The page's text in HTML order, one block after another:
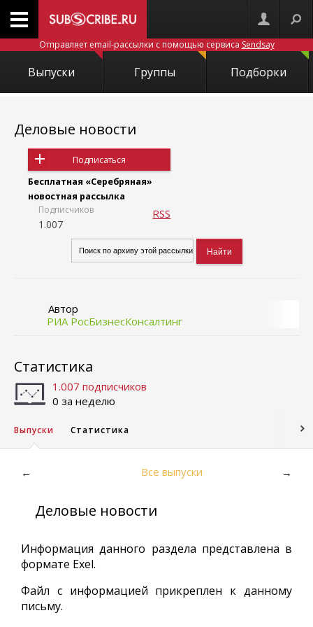
Отправляет email-рассылки с помощью сервиса Sendsay
Выпуски Группы Подборки
Деловые новости
Подписаться
Бесплатная «Серебряная»
новостная рассылка
Подписчиков
1.007
RSS
Автор
РИА РосБизнесКонсалтинг
Статистика
1.007 подписчиков
0 за неделю
Выпуски Статистика
← Все выпуски →
Деловые новости
Информация данного раздела представлена в
формате Exel.
Файл с информацией прикреплен к данному
письму.